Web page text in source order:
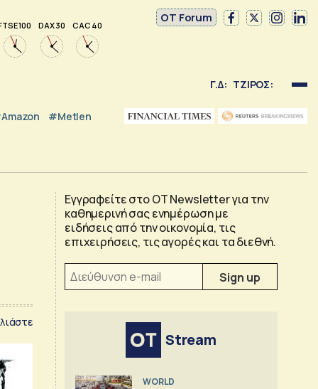
100 DAX 30 CAC 40
OT Forum
Γ.Δ: ΤΖΙΡΟΣ:
#Metlen
Εγγραφείτε στο OT Newsletter για την
καθημερινή σας ενημέρωση με
ειδήσεις από την οικονομία, τις
επιχειρήσεις, τις αγορές και τα διεθνή.
Stream
WORLD